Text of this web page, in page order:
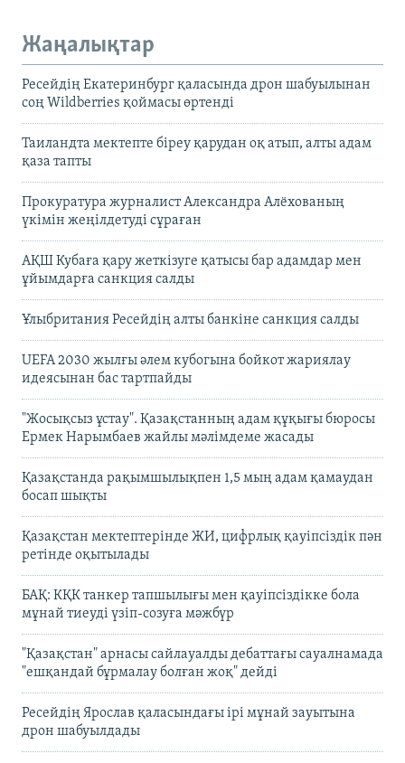
Жаңалықтар
Ресейдің Екатеринбург қаласында дрон шабуылынан
соң Wildberries қоймасы өртенді
Таиландта мектепте біреу қарудан оқ атып, алты адам
қаза тапты
Прокуратура журналист Александра Алёхованың
үкімін жеңілдетуді сұраған
АҚШ Кубаға қару жеткізуге қатысы бар адамдар мен
ұйымдарға санкция салды
Ұлыбритания Ресейдің алты банкіне санкция салды
UEFA 2030 жылғы әлем кубогына бойкот жариялау
идеясынан бас тартпайды
"Жосықсыз ұстау". Қазақстанның адам құқығы бюросы
Ермек Нарымбаев жайлы мәлімдеме жасады
Қазақстанда рақымшылықпен 1,5 мың адам қамаудан
босап шықты
Қазақстан мектептерінде ЖИ, цифрлық қауіпсіздік пән
ретінде оқытылады
БАҚ: КҚК танкер тапшылығы мен қауіпсіздікке бола
мұнай тиеуді үзіп-созуға мәжбүр
"Қазақстан" арнасы сайлауалды дебаттағы сауалнамада
"ешқандай бұрмалау болған жоқ" дейді
Ресейдің Ярослав қаласындағы ірі мұнай зауытына
дрон шабуылдады